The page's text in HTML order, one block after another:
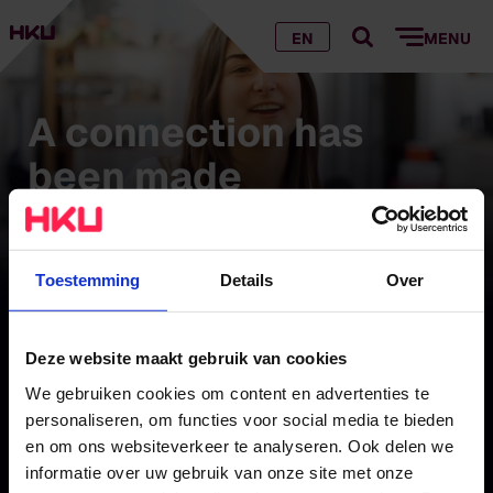
Toestemming Details Over
Deze website maakt gebruik van cookies
We gebruiken cookies om content en advertenties te
personaliseren, om functies voor social media te bieden
en om ons websiteverkeer te analyseren. Ook delen we
informatie over uw gebruik van onze site met onze
EN MENU
A connection has
been made
Alba Versteeg
Voor Alba Versteeg is het nachtleven een
broedplaats voor nieuwe ontmoetingen en
nieuwe ideeën. Een van de installaties waarmee
ze bij Product Design afstudeert, is een
lichtgevende bank.